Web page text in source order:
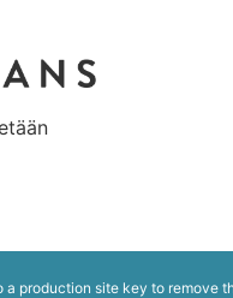
a production site key to remove